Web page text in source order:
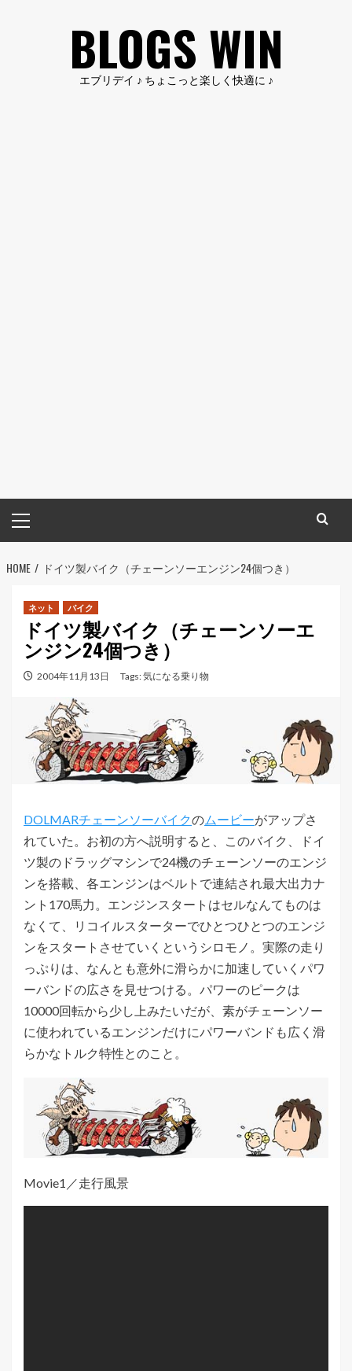
BLOGS WIN
エブリデイ ♪ ちょこっと楽しく快適に ♪
イ
ン
メ
HOME ドイツ製バイク（チェーンソーエンジン24個つき）
ネット バイク
ドイツ製バイク（チェーンソーエ
ンジン24個つき）
2004年11月13日 Tags:気になる乗り物
DOLMARチェーンソーバイクのムービーがアップさ
れていた。お初の方へ説明すると、このバイク、ドイ
ツ製のドラッグマシンで24機のチェーンソーのエンジ
ンを搭載、各エンジンはベルトで連結され最大出力ナ
ント170馬力。エンジンスタートはセルなんてものは
なくて、リコイルスターターでひとつひとつのエンジ
ンをスタートさせていくというシロモノ。実際の走り
っぷりは、なんとも意外に滑らかに加速していくパワ
ーバンドの広さを見せつける。パワーのピークは
10000回転から少し上みたいだが、素がチェーンソー
に使われているエンジンだけにパワーバンドも広く滑
らかなトルク特性とのこと。
Movie1／走行風景